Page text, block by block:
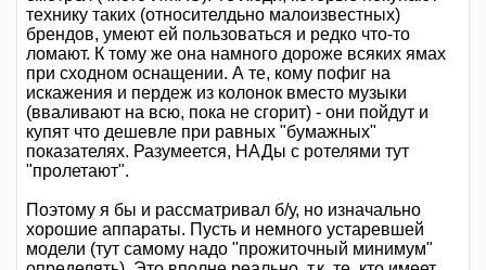
технику таких (относителдьно малоизвестных)
брендов, умеют ей пользоваться и редко что-то
ломают. К тому же она намного дороже всяких ямах
при сходном оснащении. А те, кому пофиг на
искажения и пердеж из колонок вместо музыки
(вваливают на всю, пока не сгорит) - они пойдут и
купят что дешевле при равных "бумажных"
показателях. Разумеется, НАДы с ротелями тут
"пролетают".
Поэтому я бы и рассматривал б/у, но изначально
хорошие аппараты. Пусть и немного устаревшей
модели (тут самому надо "прожиточный минимум"